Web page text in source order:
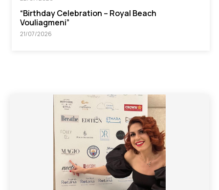
“Βirthday Celebration – Royal Beach
Vouliagmeni”
21/07/2026